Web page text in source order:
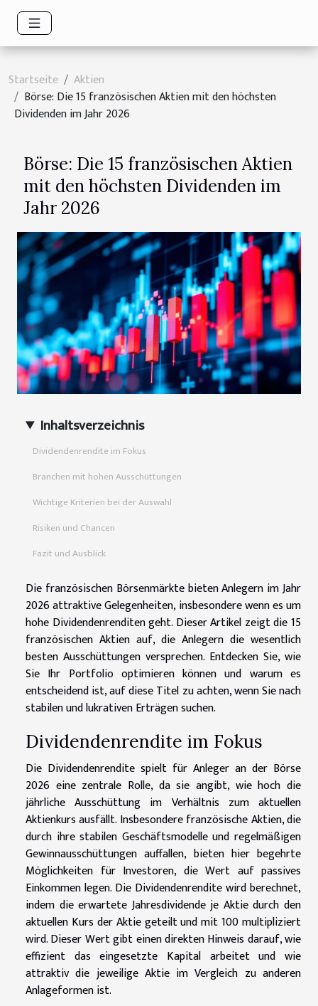
Startseite
Aktien
Börse: Die 15 französischen Aktien mit den höchsten
Dividenden im Jahr 2026
Börse: Die 15 französischen Aktien
mit den höchsten Dividenden im
Jahr 2026
Inhaltsverzeichnis
Dividendenrendite im Fokus
Branchen mit hohen Ausschüttungen
Wichtige Kriterien bei der Auswahl
Risiken und Chancen
Fazit und Ausblick
Die französischen Börsenmärkte bieten Anlegern im Jahr
2026 attraktive Gelegenheiten, insbesondere wenn es um
hohe Dividendenrenditen geht. Dieser Artikel zeigt die 15
französischen Aktien auf, die Anlegern die wesentlich
besten Ausschüttungen versprechen. Entdecken Sie, wie
Sie Ihr Portfolio optimieren können und warum es
entscheidend ist, auf diese Titel zu achten, wenn Sie nach
stabilen und lukrativen Erträgen suchen.
Dividendenrendite im Fokus
Die Dividendenrendite spielt für Anleger an der Börse
2026 eine zentrale Rolle, da sie angibt, wie hoch die
jährliche Ausschüttung im Verhältnis zum aktuellen
Aktienkurs ausfällt. Insbesondere französische Aktien, die
durch ihre stabilen Geschäftsmodelle und regelmäßigen
Gewinnausschüttungen auffallen, bieten hier begehrte
Möglichkeiten für Investoren, die Wert auf passives
Einkommen legen. Die Dividendenrendite wird berechnet,
indem die erwartete Jahresdividende je Aktie durch den
aktuellen Kurs der Aktie geteilt und mit 100 multipliziert
wird. Dieser Wert gibt einen direkten Hinweis darauf, wie
effizient das eingesetzte Kapital arbeitet und wie
attraktiv die jeweilige Aktie im Vergleich zu anderen
Anlageformen ist.